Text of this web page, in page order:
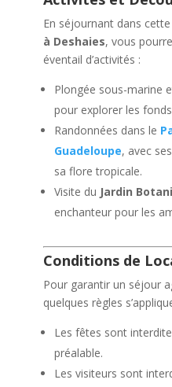
En séjournant dans cette
à Deshaies, vous
éventail d’activités :
Plongée sous-marine
pour explorer les
Randonnées dans le
Guadeloupe, avec
sa flore tropicale.
Visite du Jardin
enchanteur pour les
Conditions de
Pour garantir un séjour
quelques règles
Les fêtes sont
préalable.
Les visiteurs sont